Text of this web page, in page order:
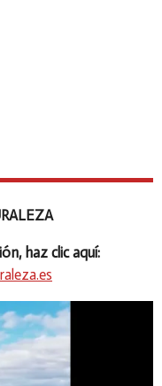
haz clic aquí: